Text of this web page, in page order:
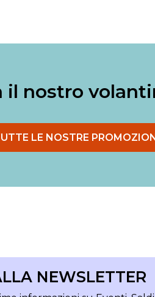
il nostro
LE NOSTRE
NEWSLETTER